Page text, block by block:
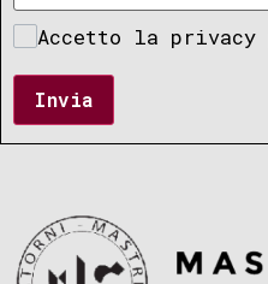
Accetto la
Invia